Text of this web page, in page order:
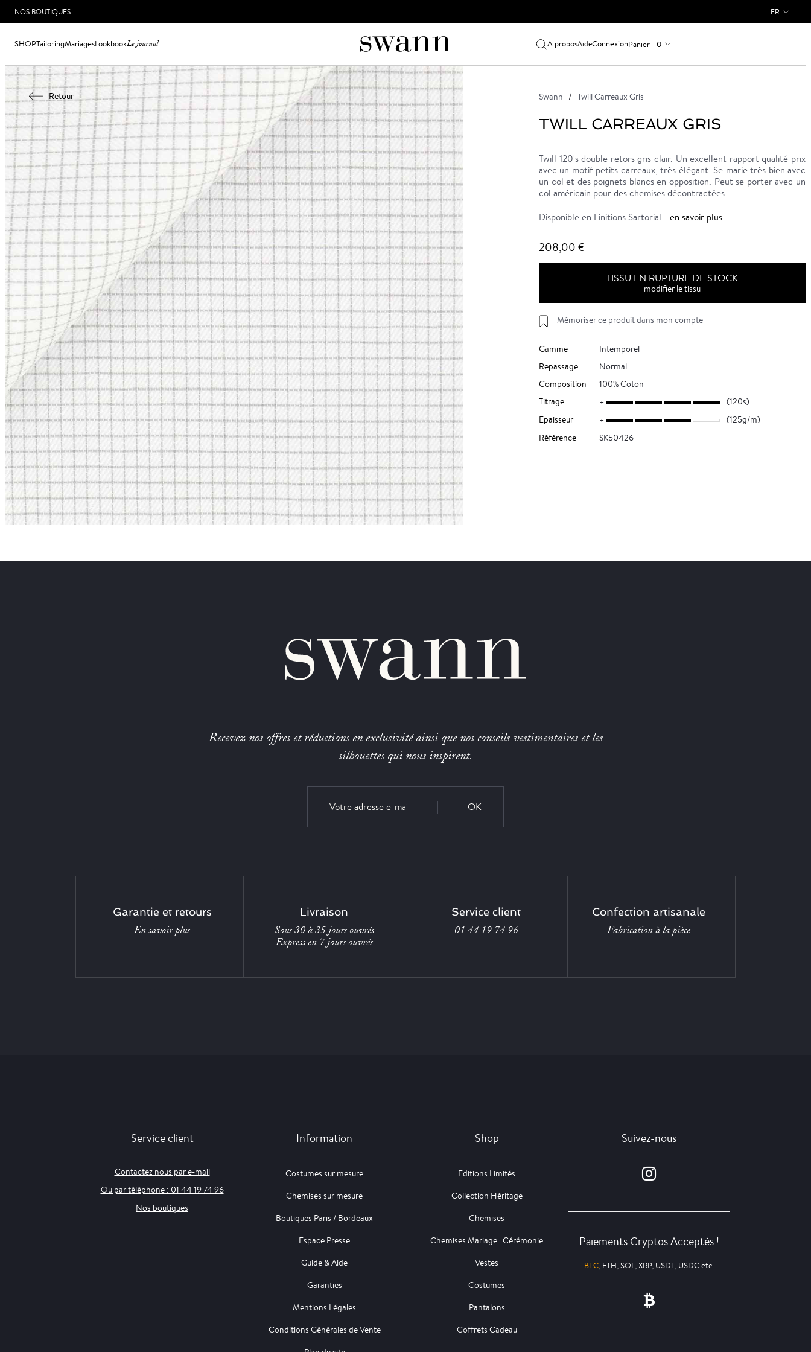
NOS BOUTIQUES FR
SHOPTailoringMariagesLookbookLe journal A proposAideConnexionPanier - 0
Retour Swann Twill Carreaux Gris
TWILL CARREAUX GRIS
Twill 120's double retors gris clair. Un excellent rapport qualité prix
avec un motif petits carreaux, très élégant. Se marie très bien avec
un col et des poignets blancs en opposition. Peut se porter avec un
col américain pour des chemises décontractées.
Disponible en Finitions Sartorial - en savoir plus
208,00 €
TISSU EN RUPTURE DE STOCK
modifier le tissu
Mémoriser ce produit dans mon compte
Gamme
Intemporel
Repassage
Normal
Composition
100% Coton
Titrage
(120s)
Epaisseur
(125g/m)
Référence
SK50426
Recevez nos offres et réductions en exclusivité ainsi que nos conseils vestimentaires et les
silhouettes qui nous inspirent.
OK
Garantie et retours
En savoir plus
Livraison
Sous 30 à 35 jours ouvrés
Express en 7 jours ouvrés
Service client
01 44 19 74 96
Confection artisanale
Fabrication à la pièce
Service client
Contactez nous par e-mail
Ou par téléphone : 01 44 19 74 96
Nos boutiques
Information
Costumes sur mesure
Chemises sur mesure
Boutiques Paris / Bordeaux
Espace Presse
Guide & Aide
Garanties
Mentions Légales
Conditions Générales de Vente
Shop
Editions Limités
Collection Héritage
Chemises
Chemises Mariage | Cérémonie
Vestes
Costumes
Pantalons
Coffrets Cadeau
Suivez-nous
Paiements Cryptos Acceptés !
BTC, ETH, SOL, XRP, USDT, USDC etc.